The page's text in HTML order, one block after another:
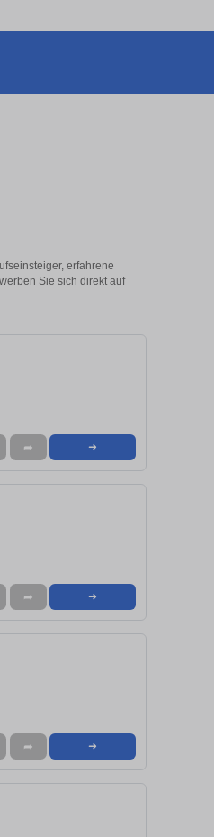
erfahrene
Sie sich direkt auf
➦ ➜
➦ ➜
➦ ➜